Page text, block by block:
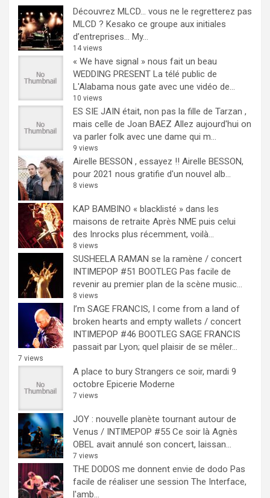
Découvrez MLCD… vous ne le regretterez pas
MLCD ? Kesako ce groupe aux initiales
d’entreprises… My...
14 views
« We have signal » nous fait un beau
WEDDING PRESENT La télé public de
L'Alabama nous gate avec une vidéo de...
10 views
ES SIE JAIN était, non pas la fille de Tarzan ,
mais celle de Joan BAEZ Allez aujourd'hui on
va parler folk avec une dame qui m...
9 views
Airelle BESSON , essayez !! Airelle BESSON,
pour 2021 nous gratifie d'un nouvel alb...
8 views
KAP BAMBINO « blacklisté » dans les
maisons de retraite Après NME puis celui
des Inrocks plus récemment, voilà...
8 views
SUSHEELA RAMAN se la ramène / concert
INTIMEPOP #51 BOOTLEG Pas facile de
revenir au premier plan de la scène music...
8 views
I’m SAGE FRANCIS, I come from a land of
broken hearts and empty wallets / concert
INTIMEPOP #46 BOOTLEG SAGE FRANCIS
passait par Lyon; quel plaisir de se mêler...
7 views
A place to bury Strangers ce soir, mardi 9
octobre Epicerie Moderne
7 views
JOY : nouvelle planète tournant autour de
Venus / INTIMEPOP #55 Ce soir là Agnès
OBEL avait annulé son concert, laissan...
7 views
THE DODOS me donnent envie de dodo Pas
facile de réaliser une session The Interface,
l'amb...